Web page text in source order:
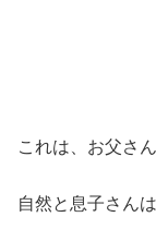
これは、お父さ
自然と息子さん